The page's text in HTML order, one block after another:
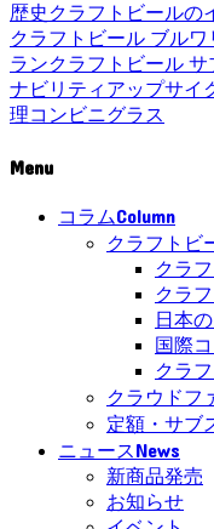
歴史 クラフトビールの
クラフトビール ブルワ
ランクラフトビール サ
ナビリティ アップサイ
理コンビニグラス
Menu
コラムColumn
クラフトビ
クラ
クラ
日本
国際
クラ
クラウドフ
定額・サブ
ニュースNews
新商品発売
お知らせ